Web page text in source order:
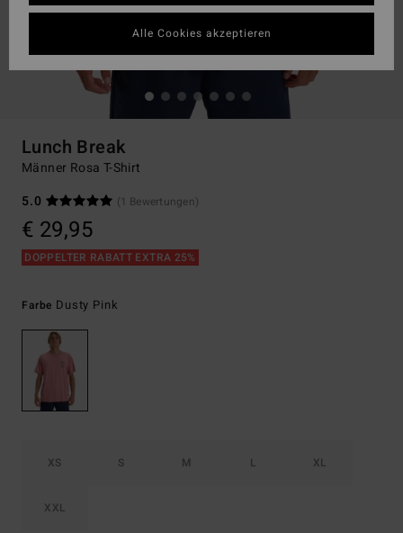
Lunch Break
Männer Rosa T-Shirt
5.0
(1 Bewertungen)
€ 29,95
DOPPELTER RABATT EXTRA 25%
Farbe Dusty Pink
XS S M L XL
XXL
Alle Cookies akzeptieren